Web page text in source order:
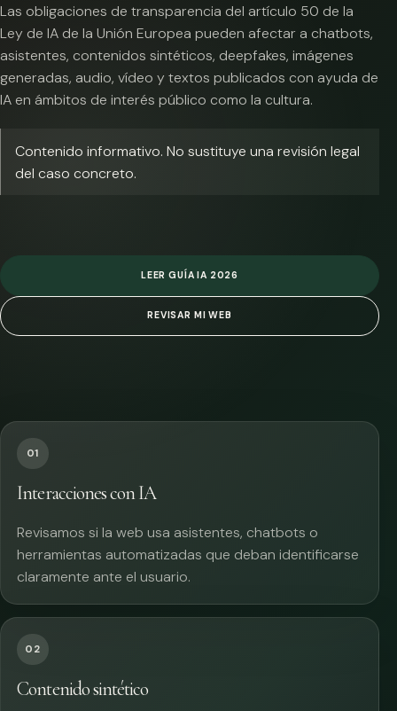
Las obligaciones de transparencia del artículo 50 de la
Ley de IA de la Unión Europea pueden afectar a chatbots,
asistentes, contenidos sintéticos, deepfakes, imágenes
generadas, audio, vídeo y textos publicados con ayuda de
IA en ámbitos de interés público como la cultura.
Contenido informativo. No sustituye una revisión legal
del caso concreto.
LEER GUÍA IA 2026
REVISAR MI WEB
01
Interacciones con IA
Revisamos si la web usa asistentes, chatbots o
herramientas automatizadas que deban identificarse
claramente ante el usuario.
02
Contenido sintético